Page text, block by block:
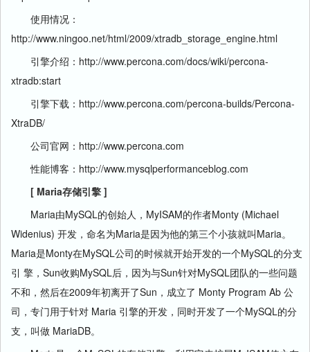
使用情况：
http://www.ningoo.net/html/2009/xtradb_storage_engine.html
引擎介绍：http://www.percona.com/docs/wiki/percona-
xtradb:start
引擎下载：http://www.percona.com/percona-builds/Percona-
XtraDB/
公司官网：http://www.percona.com
性能博客：http://www.mysqlperformanceblog.com
[ Maria存储引擎 ]
Maria由MySQL的创始人，MyISAM的作者Monty (Michael
Widenius) 开发，命名为Maria是因为他的第三个小孩就叫Maria。
Maria是Monty在MySQL公司的时候就开始开发的一个MySQL的分支
引 擎，Sun收购MySQL后，因为与Sun针对MySQL团队的一些问题
不和，然后在2009年初离开了Sun，成立了 Monty Program Ab 公
司，专门用于针对 Maria 引擎的开发，同时开发了一个MySQL的分
支，叫做 MariaDB。